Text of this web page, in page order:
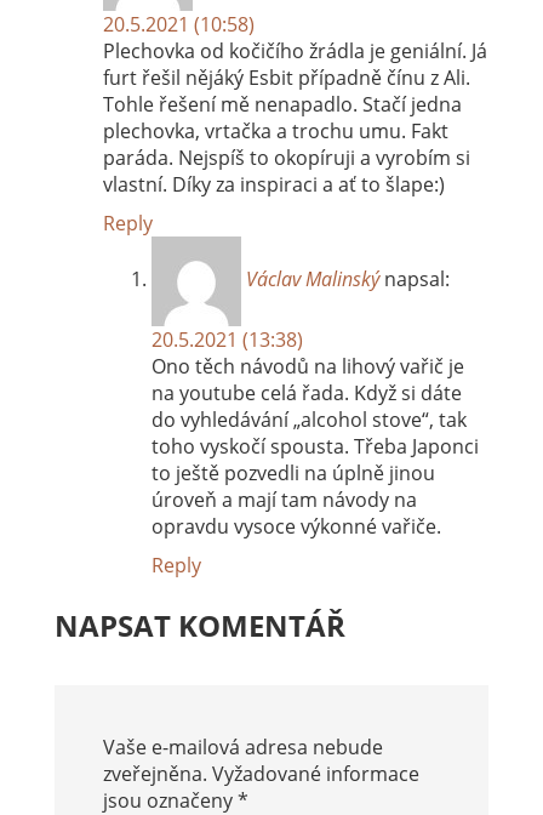
20.5.2021 (10:58)
Plechovka od kočičího žrádla je geniální. Já
furt řešil nějáký Esbit případně čínu z Ali.
Tohle řešení mě nenapadlo. Stačí jedna
plechovka, vrtačka a trochu umu. Fakt
paráda. Nejspíš to okopíruji a vyrobím si
vlastní. Díky za inspiraci a ať to šlape:)
Reply
Václav Malinský napsal:
20.5.2021 (13:38)
Ono těch návodů na lihový vařič je
na youtube celá řada. Když si dáte
do vyhledávání „alcohol stove“, tak
toho vyskočí spousta. Třeba Japonci
to ještě pozvedli na úplně jinou
úroveň a mají tam návody na
opravdu vysoce výkonné vařiče.
Reply
NAPSAT KOMENTÁŘ
Vaše e-mailová adresa nebude
zveřejněna. Vyžadované informace
jsou označeny*